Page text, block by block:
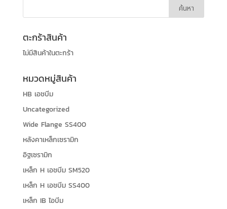
ตะกร้าสินค้า
ไม่มีสินค้าในตะกร้า
หมวดหมู่สินค้า
HB เอชบีม
Uncategorized
Wide Flange SS400
หลังคาเหล็กเซรามิก
อิฐเซรามิก
เหล็ก H เอชบีม SM520
เหล็ก H เอชบีม SS400
เหล็ก IB ไอบีม